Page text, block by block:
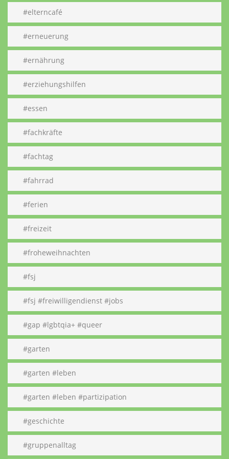
#elterncafé
#erneuerung
#ernährung
#erziehungshilfen
#essen
#fachkräfte
#fachtag
#fahrrad
#ferien
#freizeit
#froheweihnachten
#fsj
#fsj #freiwilligendienst #jobs
#gap #lgbtqia+ #queer
#garten
#garten #leben
#garten #leben #partizipation
#geschichte
#gruppenalltag